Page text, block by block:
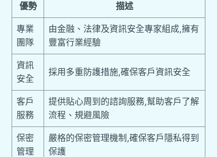
優勢 描述
專業
團隊
由金融、法律及資訊安全專家組成,擁有
豐富行業經驗
資訊
安全
採用多重防護措施,確保客戶資訊安全
客戶
服務
提供貼心周到的諮詢服務,幫助客戶了解
流程、規避風險
保密
管理
嚴格的保密管理機制,確保客戶隱私得到
保護